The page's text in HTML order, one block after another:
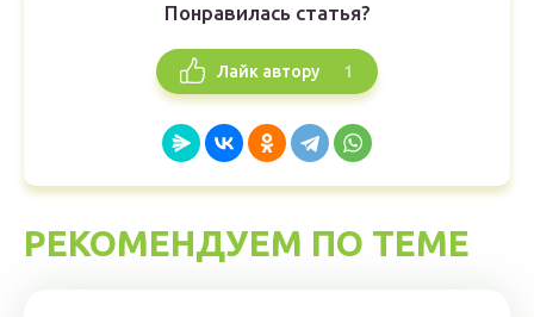
Понравилась статья?
Лайк автору 1
РЕКОМЕНДУЕМ ПО ТЕМЕ